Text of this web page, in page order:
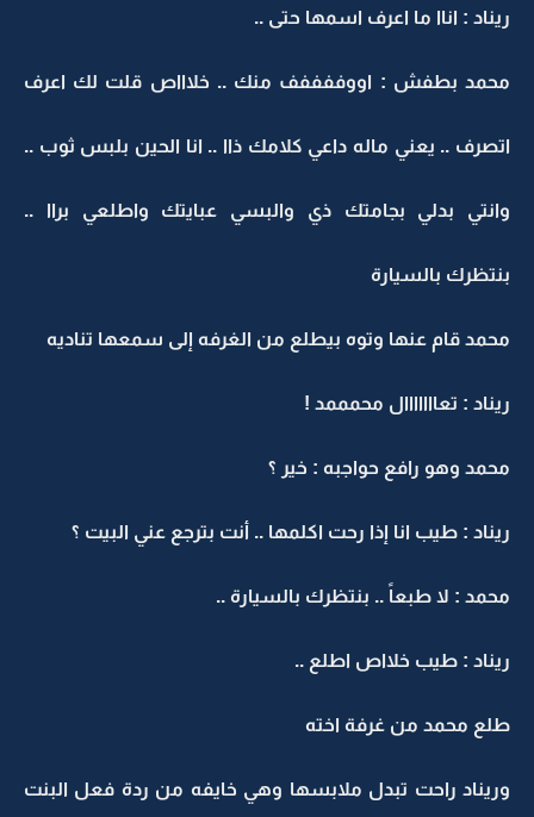
ريناد : اناا ما اعرف اسمها حتى ..
محمد بطفش : اووففففف منك .. خلاااص قلت لك اعرف
اتصرف .. يعني ماله داعي كلامك ذاا .. انا الحين بلبس ثوب ..
وانتي بدلي بجامتك ذي والبسي عبايتك واطلعي براا ..
بنتظرك بالسيارة
محمد قام عنها وتوه بيطلع من الغرفه إلى سمعها تناديه
ريناد : تعااااااال محمممد !
محمد وهو رافع حواجبه : خير ؟
ريناد : طيب انا إذا رحت اكلمها .. أنت بترجع عني البيت ؟
محمد : لا طبعاً .. بنتظرك بالسيارة ..
ريناد : طيب خلااص اطلع ..
طلع محمد من غرفة اخته
وريناد راحت تبدل ملابسها وهي خايفه من ردة فعل البنت